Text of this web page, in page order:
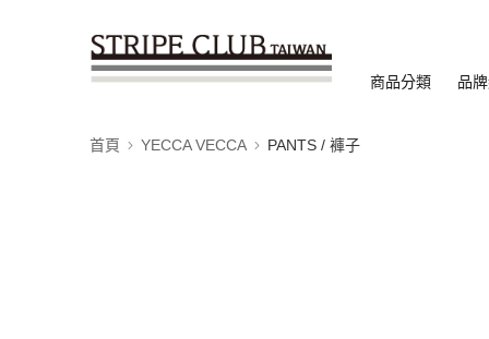
商品分類 品
首頁 YECCA VECCA PANTS / 褲子